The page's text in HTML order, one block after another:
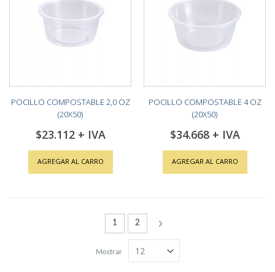
POCILLO COMPOSTABLE 2,0 OZ
(20X50)
$23.112
AGREGAR AL CARRO
POCILLO COMPOSTABLE 4 OZ
(20X50)
$34.668
AGREGAR AL CARRO
Página
Actualmente estás leyendo la página
1 Página
2 Página
Siguiente
Mostrar